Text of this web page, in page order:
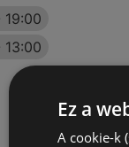
19:00
13:00
Ez a
A cookie-k